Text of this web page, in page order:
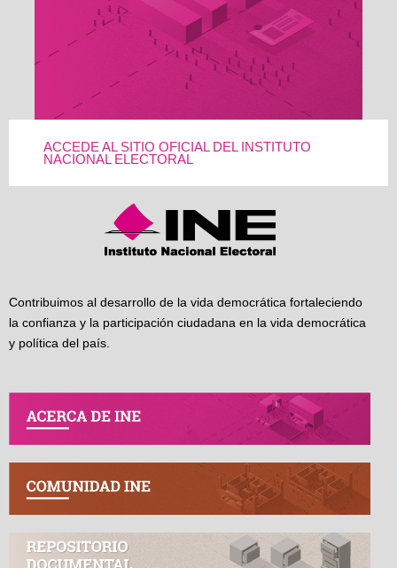
ACCEDE AL SITIO OFICIAL DEL INSTITUTO
NACIONAL ELECTORAL
Contribuimos al desarrollo de la vida democrática fortaleciendo
la confianza y la participación ciudadana en la vida democrática
y política del país.